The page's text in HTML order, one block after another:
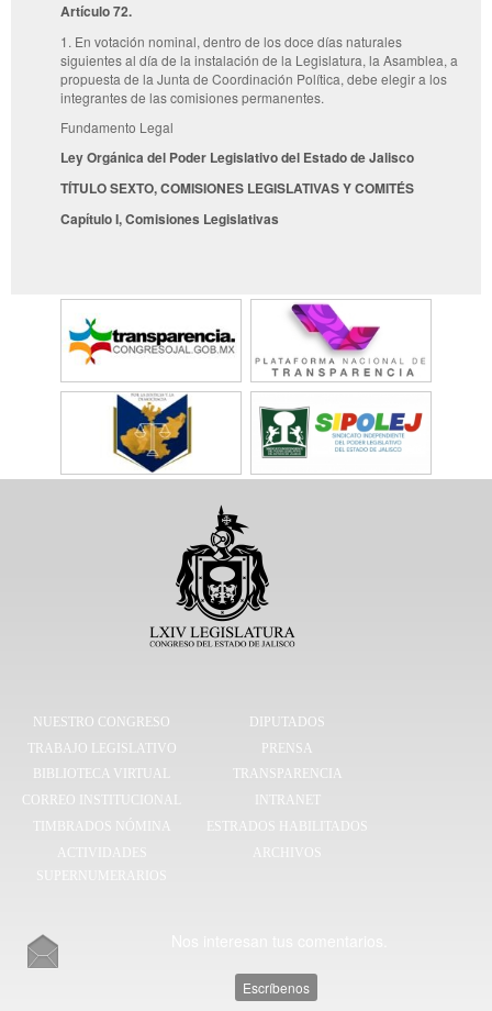
Artículo 72.
1. En votación nominal, dentro de los doce días naturales
siguientes al día de la instalación de la Legislatura, la Asamblea, a
propuesta de la Junta de Coordinación Política, debe elegir a los
integrantes de las comisiones permanentes.
Fundamento Legal
Ley Orgánica del Poder Legislativo del Estado de Jalisco
TÍTULO SEXTO, COMISIONES LEGISLATIVAS Y COMITÉS
Capítulo I, Comisiones Legislativas
NUESTRO CONGRESO
DIPUTADOS
TRABAJO LEGISLATIVO
PRENSA
BIBLIOTECA VIRTUAL
TRANSPARENCIA
CORREO INSTITUCIONAL
INTRANET
TIMBRADOS NÓMINA
ESTRADOS HABILITADOS
ACTIVIDADES
SUPERNUMERARIOS
ARCHIVOS
Escríbenos